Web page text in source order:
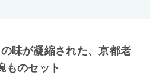
味が凝縮された、京都老
ものセット